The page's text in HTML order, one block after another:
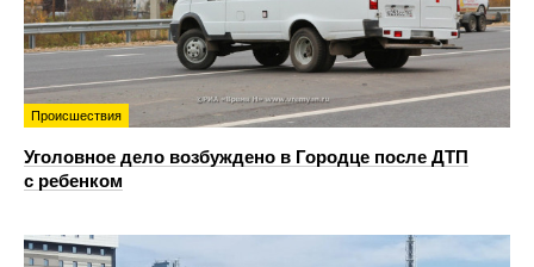
Происшествия
Уголовное дело возбуждено в Городце после ДТП
с ребенком